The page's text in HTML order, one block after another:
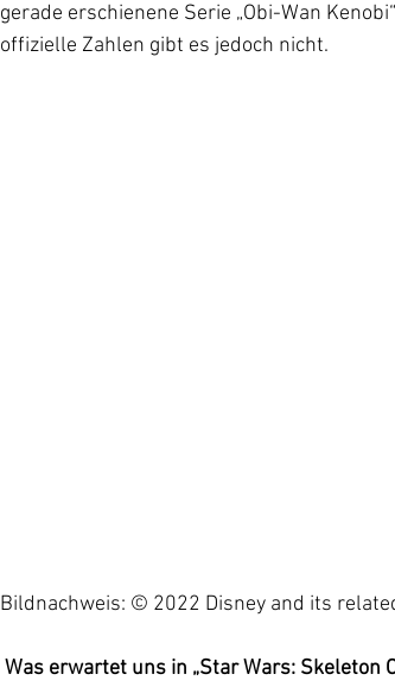
gerade erschienene Serie „Obi-Wan
offizielle Zahlen gibt es jedoch nicht.
Bildnachweis: © 2022 Disney and its
Was erwartet uns in „Star Wars: Skeleton